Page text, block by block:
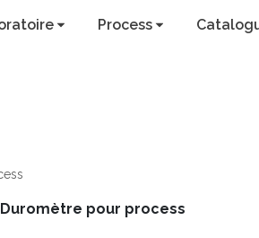
Process
Duromètre pour process